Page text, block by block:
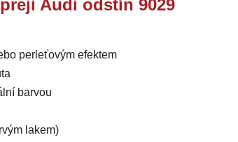
Audi odstín 9029
perleťovým efektem
barvou
lakem)